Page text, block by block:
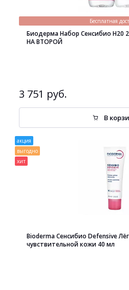
Бесплатная
Биодерма Набор Сенсибио H20
НА ВТОРОЙ
3 751 руб.
В
акция
выгодно
хит
Bioderma Сенсибио Defensive
чувствительной кожи 40 мл